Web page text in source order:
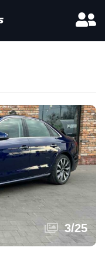
3/25